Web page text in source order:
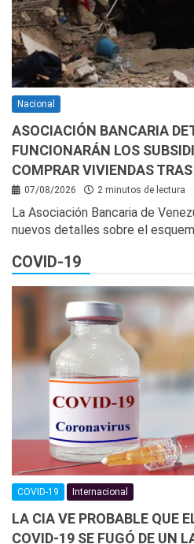
Nacional
ASOCIACIÓN BANCARIA
FUNCIONARÁN LOS
COMPRAR VIVIENDAS
07/08/2026 2 minutos de lectura
La Asociación Bancaria de
nuevos detalles sobre el
COVID-19
COVID-19 Internacional
LA CIA VE PROBABLE QUE
COVID-19 SE FUGÓ DE UN